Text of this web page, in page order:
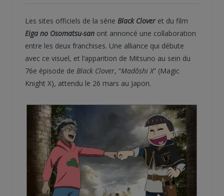
Les sites officiels de la série Black Cloveret du film
Eiga no Osomatsu-san ont annoncé une collaboration
entre les deux franchises. Une alliance qui débute
avec ce visuel, et l’apparition de Mitsuno au sein du
76e épisode de Black Clover, “Madôshi X” (Magic
Knight X), attendu le 26 mars au Japon.